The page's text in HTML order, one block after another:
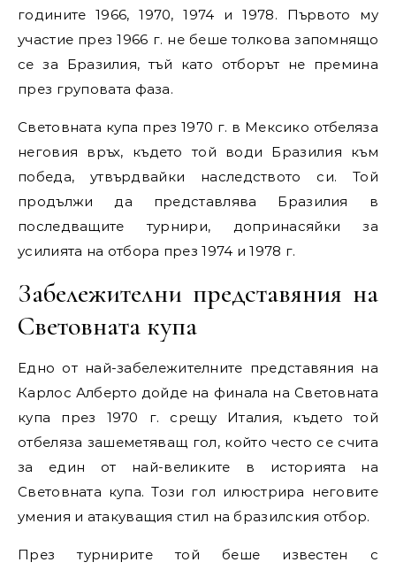
годините 1966, 1970, 1974 и 1978. Първото му
участие през 1966 г. не беше толкова запомнящо
се за Бразилия, тъй като отборът не премина
през груповата фаза.
Световната купа през 1970 г. в Мексико отбеляза
неговия връх, където той води Бразилия към
победа, утвърдвайки наследството си. Той
продължи да представлява Бразилия в
последващите турнири, допринасяйки за
усилията на отбора през 1974 и 1978 г.
Забележителни представяния на
Световната купа
Едно от най-забележителните представяния на
Карлос Алберто дойде на финала на Световната
купа през 1970 г. срещу Италия, където той
отбеляза зашеметяващ гол, който често се счита
за един от най-великите в историята на
Световната купа. Този гол илюстрира неговите
умения и атакуващия стил на бразилския отбор.
През турнирите той беше известен с